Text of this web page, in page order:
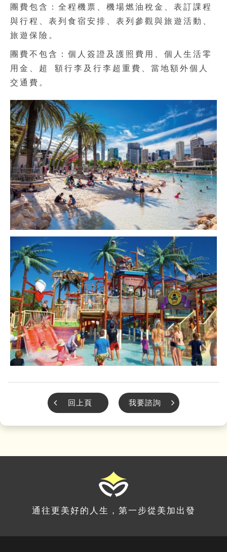
團費包含：全程機票、機場燃油稅金、表訂課程
與行程、表列食宿安排、表列參觀與旅遊活動、
旅遊保險。
團費不包含：個人簽證及護照費用、個人生活零
用金、超 額行李及行李超重費、當地額外個人
交通費。
回上頁 我要諮詢
通往更美好的人生，第一步從美加出發